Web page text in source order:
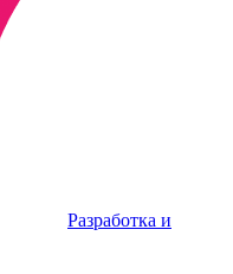
Разработка и